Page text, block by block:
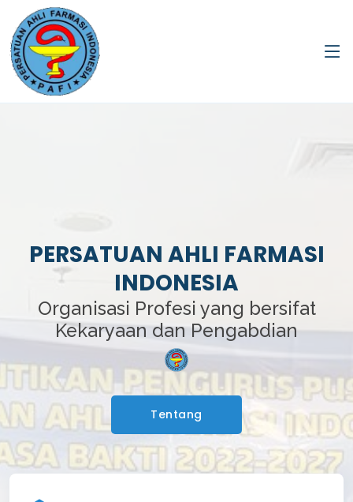
PERSATUAN AHLI FARMASI
INDONESIA
Organisasi Profesi yang bersifat
Kekaryaan dan Pengabdian
Tentang